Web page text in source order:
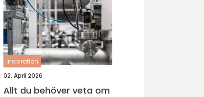
inspiration
02. April 2026
Allt du behöver veta om